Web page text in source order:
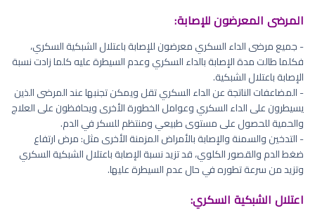
المرضى المعرضون للإصابة:
- جميع مرضى الداء السكري معرضون للإصابة باعتلال الشبكية السكري،
فكلما طالت مدة الإصابة بالداء السكري وعدم السيطرة عليه كلما زادت نسبة
الإصابة باعتلال الشبكية.
- المضاعفات الناتجة عن الداء السكري تقل ويمكن تجنبها عند المرضى الذين
يسيطرون على الداء السكري وعوامل الخطورة الأخرى ويحافظون على العلاج
والحمية للحصول على مستوى طبيعي ومنتظم للسكر في الدم.
- التدخين والسمنة والإصابة بالأمراض المزمنة الأخرى مثل: مرض ارتفاع
ضغط الدم والقصور الكلوي، قد تزيد نسبة الإصابة باعتلال الشبكية السكري
وتزيد من سرعة تطوره في حال عدم السيطرة عليها.
اعتلال الشبكية السكري: